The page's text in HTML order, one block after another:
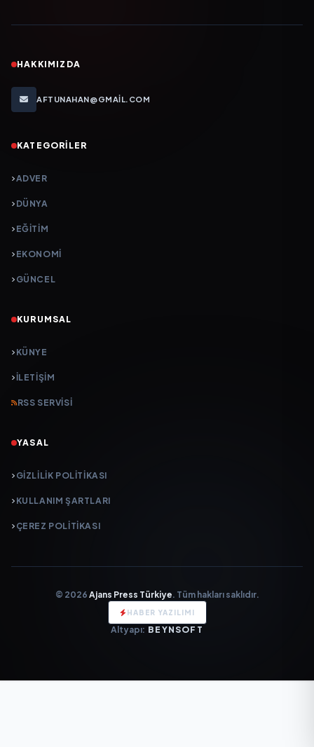
HAKKIMIZDA
AFTUNAHAN@GMAIL.COM
KATEGORILER
ADVER
DÜNYA
EĞİTİM
EKONOMİ
GÜNCEL
KURUMSAL
KÜNYE
İLETIŞIM
RSS SERVISI
YASAL
GIZLILIK POLITIKASI
KULLANIM ŞARTLARI
ÇEREZ POLITIKASI
© 2026 Ajans Press Türkiye. Tüm hakları saklıdır.
HABER YAZILIMI
Altyapı: BEYNSOFT